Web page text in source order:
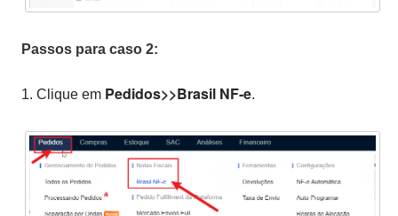
Passos para caso 2:
1. Clique em Pedidos>>Brasil NF-e.